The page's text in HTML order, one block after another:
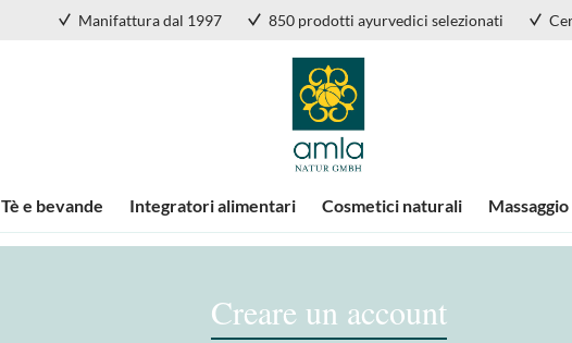
Manifattura dal 1997 850 prodotti ayurvedici selezionati
Tè e bevande Integratori alimentari Cosmetici naturali Massaggio
Creare un account